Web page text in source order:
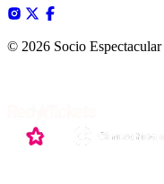
© 2026 Socio Espectacular